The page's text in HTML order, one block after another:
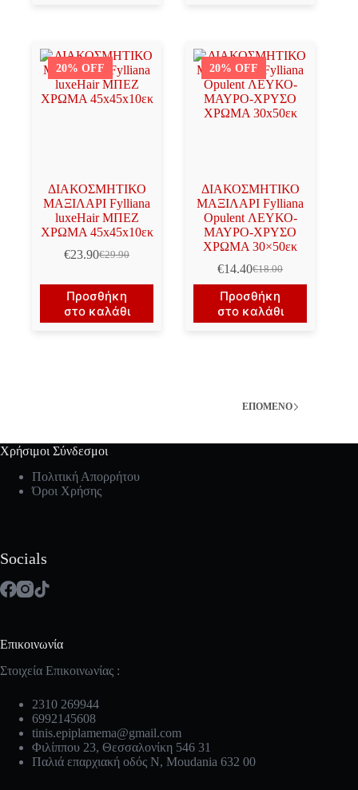
20% OFF
ΔΙΑΚΟΣΜΗΤΙΚΟ
ΜΑΞΙΛΑΡΙ Fylliana
luxeHair ΜΠΕΖ
ΧΡΩΜΑ 45x45x10εκ
€29.90
Original
was:
€29.90.
€23.90Η
τιμή
είναι:
€23.90.
Προσθήκη
στο καλάθι
20% OFF
ΔΙΑΚΟΣΜΗΤΙΚΟ
ΜΑΞΙΛΑΡΙ Fylliana
Opulent ΛΕΥΚΟ-
ΜΑΥΡΟ-ΧΡΥΣΟ
ΧΡΩΜΑ 30×50εκ
€18.00
Original
price
was:
€18.00.
€14.40Η
τρέχουσα
τιμή
είναι:
Προσθήκη
στο καλάθι
ΕΠΌΜΕΝΟ
Χρήσιμοι Σύνδεσμοι
Πολιτική Απορρήτου
Όροι Χρήσης
Socials
Επικοινωνία
Στοιχεία Επικοινωνίας :
2310 269944
6992145608
tinis.epiplamema@gmail.com
Φιλίππου 23, Θεσσαλονίκη 546 31
Παλιά επαρχιακή οδός Ν, Moudania 632 00